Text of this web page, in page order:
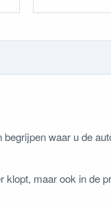
waar u de
klopt, maar ook in de